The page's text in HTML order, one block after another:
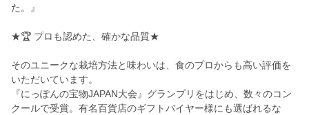
た。』
★🏆 プロも認めた、確かな品質★
そのユニークな栽培方法と味わいは、食のプロからも高い評価を
いただいています。
『にっぽんの宝物JAPAN大会』グランプリをはじめ、数々のコン
クールで受賞。有名百貨店のギフトバイヤー様にも選ばれるな